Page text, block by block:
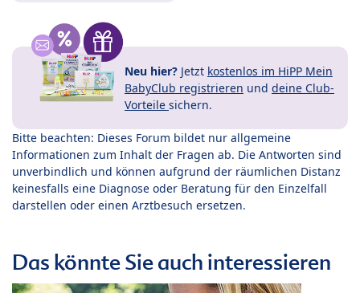
Neu hier? Jetzt kostenlos im HiPP Mein
BabyClub registrieren und deine Club-
Vorteile sichern.
Bitte beachten: Dieses Forum bildet nur allgemeine
Informationen zum Inhalt der Fragen ab. Die Antworten sind
unverbindlich und können aufgrund der räumlichen Distanz
keinesfalls eine Diagnose oder Beratung für den Einzelfall
darstellen oder einen Arztbesuch ersetzen.
Das könnte Sie auch interessieren